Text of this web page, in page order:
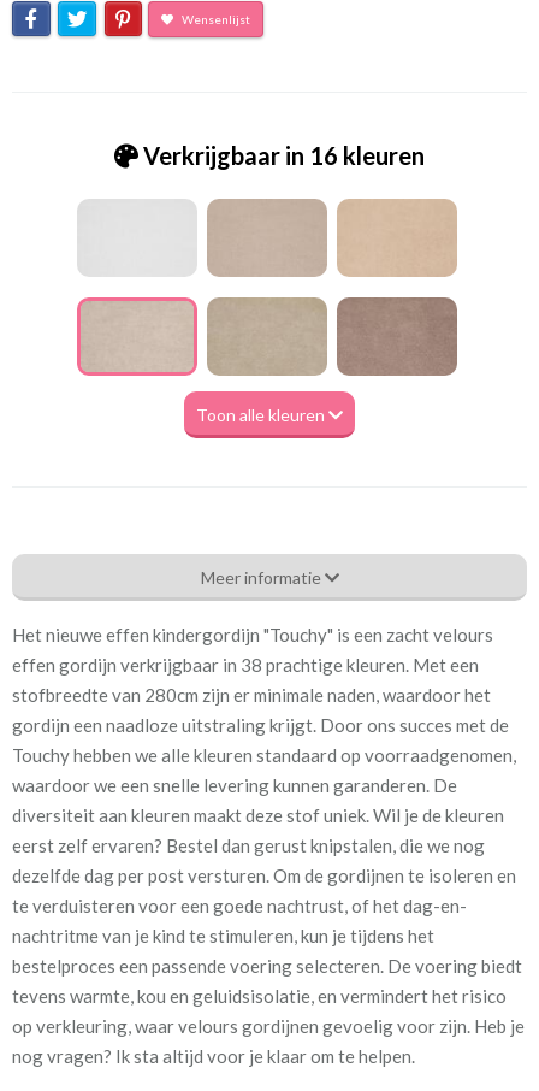
Wensenlijst
Verkrijgbaar in 16 kleuren
Toon alle kleuren
Eg_Touchy 05 vanilla
Eigenschappen gordijnstof
Artikelnummer Eg_Touchy 05 vanilla
Stofbreedte: 280 cm
Mate van verduistering:
Geen (voering optioneel
tijdens bestelproces)
Meestal eerder, maar houd
rekening met
circa 2-3 weken
Materiaal: 100% polyester
We hebben bijna alle stoffen op voorraad, bestel daarom gerust
eerst een knipstaaltje.
Meer informatie
Het nieuwe effen kindergordijn "Touchy" is een zacht velours
effen gordijn verkrijgbaar in 38 prachtige kleuren. Met een
stofbreedte van 280cm zijn er minimale naden, waardoor het
gordijn een naadloze uitstraling krijgt. Door ons succes met de
Touchy hebben we alle kleuren standaard op voorraadgenomen,
waardoor we een snelle levering kunnen garanderen. De
diversiteit aan kleuren maakt deze stof uniek. Wil je de kleuren
eerst zelf ervaren? Bestel dan gerust knipstalen, die we nog
dezelfde dag per post versturen. Om de gordijnen te isoleren en
te verduisteren voor een goede nachtrust, of het dag-en-
nachtritme van je kind te stimuleren, kun je tijdens het
bestelproces een passende voering selecteren. De voering biedt
tevens warmte, kou en geluidsisolatie, en vermindert het risico
op verkleuring, waar velours gordijnen gevoelig voor zijn. Heb je
nog vragen? Ik sta altijd voor je klaar om te helpen.